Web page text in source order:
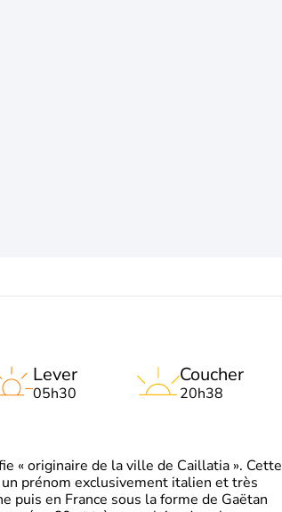
Lever
05h30
Coucher
20h38
« originaire de la ville de Caillatia ». Cette
prénom exclusivement italien et très
puis en France sous la forme de Gaëtan